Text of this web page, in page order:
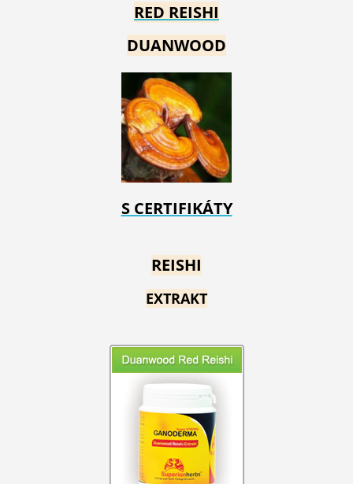
RED REISHI
DUANWOOD
S CERTIFIKÁTY
REISHI
EXTRAKT